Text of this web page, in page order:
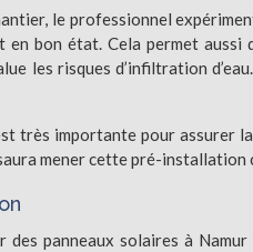
le professionnel
bon état. Cela permet aussi
les risques d’infiltration
très importante pour assurer
mener cette pré-installation
des panneaux solaires à